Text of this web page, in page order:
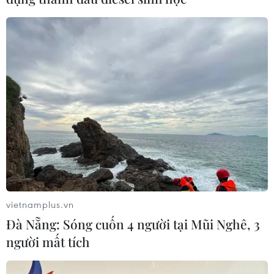
Gia Lai: Ổ dịch ở xã Hà Bầu diễn biến
phức tạp, phát hiện hàng chục F0
19/11/2021 05:33
Ban Chỉ đạo phòng, chống dịch COVID-19 huyện Đăk
Đoa đã khẩn trương truy vết, test nhanh và phát hiện 125
trường hợp dương tính, trong đó 58 người được khẳng
định dương tính bằng Real time PCR.
vietnamplus.vn
Đà Nẵng: Sóng cuốn 4 người tại Mũi Nghê, 3
người mất tích